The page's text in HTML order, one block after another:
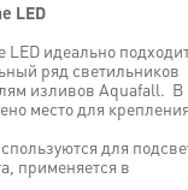
LED
идеально
ряд светильников
изливов Aquafall. В
место для
для
применяется в